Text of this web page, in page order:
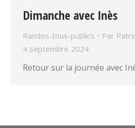
Dimanche avec Inès
Randos-tous-publics Par
4 septembre 2024
Retour sur la journée avec